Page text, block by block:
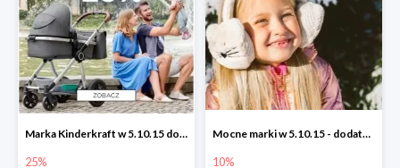
Marka Kinderkraft w 5.10.15 do -25%
25%
Mocne marki w 5.10.15 - dodatkowe -10% rabatu
10%